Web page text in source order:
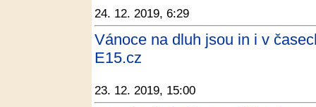
24. 12. 2019, 6:29
Vánoce na dluh jsou in i v
E15.cz
23. 12. 2019, 15:00